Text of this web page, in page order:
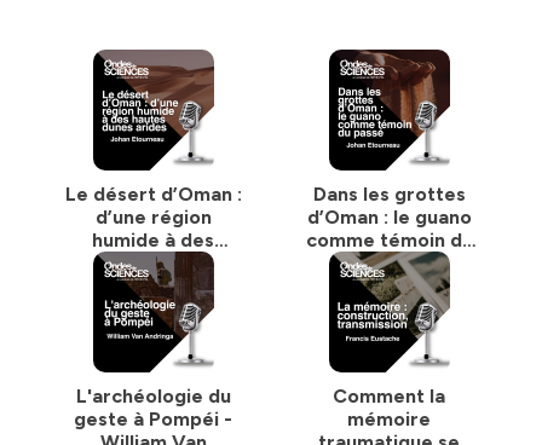
Le désert d’Oman :
d’une région
humide à des
hautes dunes arides
Dans les grottes
d’Oman : le guano
comme témoin du
passé
L'archéologie du
geste à Pompéi -
Comment la
mémoire